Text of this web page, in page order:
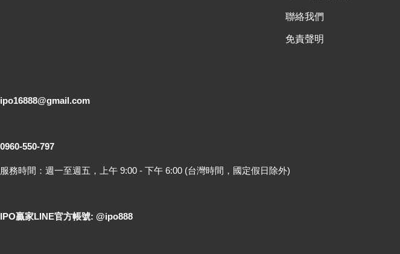
聯絡我們
免責聲明
ipo16888@gmail.com
0960-550-797
服務時間：週一至週五，上午 9:00 - 下午 6:00 (台灣時間，國定假日除外)
IPO贏家LINE官方帳號: @ipo888